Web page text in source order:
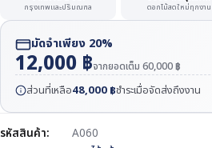
กรุงเทพและปริมณฑล ดอกไม้สดใหม่ทุกงาน
มัดจำเพียง 20%
12,000 ฿จากยอดเต็ม 60,000฿
ส่วนที่เหลือ48,000 ฿ชำระเมื่อจัดส่งถึงงาน
รหัสสินค้า:
A060